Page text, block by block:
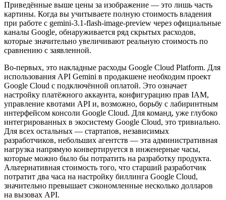
Приведённые выше цены за изображение — это лишь часть
картины. Когда вы учитываете полную стоимость владения
при работе с gemini-3.1-flash-image-preview через официальные
каналы Google, обнаруживается ряд скрытых расходов,
которые значительно увеличивают реальную стоимость по
сравнению с заявленной.
Во-первых, это накладные расходы Google Cloud Platform. Для
использования API Gemini в продакшене необходим проект
Google Cloud с подключённой оплатой. Это означает
настройку платёжного аккаунта, конфигурацию прав IAM,
управление квотами API и, возможно, борьбу с лабиринтным
интерфейсом консоли Google Cloud. Для команд, уже глубоко
интегрированных в экосистему Google Cloud, это тривиально.
Для всех остальных — стартапов, независимых
разработчиков, небольших агентств — эта административная
нагрузка напрямую конвертируется в инженерные часы,
которые можно было бы потратить на разработку продукта.
Альтернативная стоимость того, что старший разработчик
потратит два часа на настройку биллинга Google Cloud,
значительно превышает сэкономленные несколько долларов
на вызовах API.